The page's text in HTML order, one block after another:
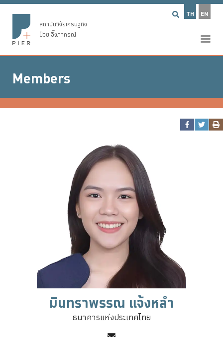
TH EN
สถาบันวิจัยเศรษฐกิจ
ป๋วย อึ๊งภากรณ์
Members
มินทราพรรณ แจ้งหลำ
ธนาคารแห่งประเทศไทย